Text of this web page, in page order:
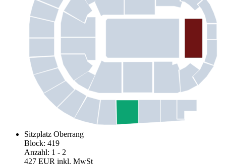
Sitzplatz Oberrang
Block: 419
Anzahl: 1 - 2
427 EUR inkl. MwSt